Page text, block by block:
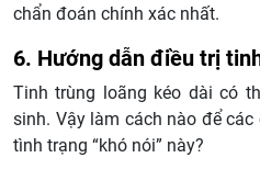
chẩn đoán chính xác nhất.
6. Hướng dẫn điều trị
Tinh trùng loãng kéo dài có
sinh. Vậy làm cách nào để
tình trạng “khó nói” này?